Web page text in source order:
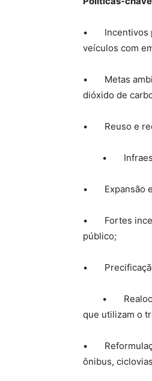
• Incentivos
veículos com
• Metas
dióxido de
• Reuso e
•
• Expansão e
• Fortes
público;
• Precificação
•
que utilizam o
•
ônibus,